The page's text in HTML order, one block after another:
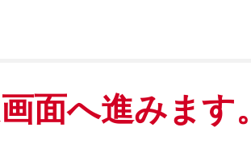
面へ進みます。